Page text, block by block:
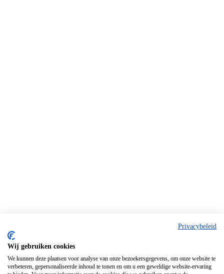
Privacybeleid
Wij gebruiken cookies
We kunnen deze plaatsen voor analyse van onze bezoekersgegevens, om onze website te
verbeteren, gepersonaliseerde inhoud te tonen en om u een geweldige website-ervaring